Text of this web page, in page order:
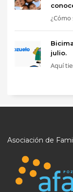
¿Cómo
julio.
Aquí
Asociación de